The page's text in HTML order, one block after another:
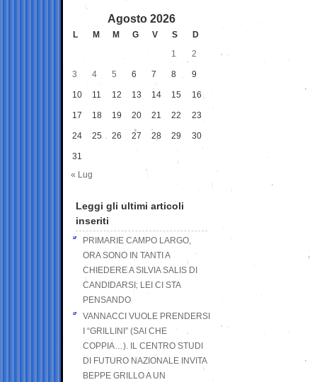
Agosto 2026
L M M G V S
D
1
2
3 4 5 6 7 8 9
10 11 12 13 14 15 16
17 18 19 20 21 22 23
24 25 26 27 28 29 30
31
« Lug
Leggi gli ultimi articoli
inseriti
PRIMARIE CAMPO LARGO,
ORA SONO IN TANTI A
CHIEDERE A SILVIA SALIS DI
CANDIDARSI: LEI CI STA
PENSANDO
VANNACCI VUOLE PRENDERSI
I “GRILLINI” (SAI CHE
COPPIA…). IL CENTRO STUDI
DI FUTURO NAZIONALE INVITA
BEPPE GRILLO A UN